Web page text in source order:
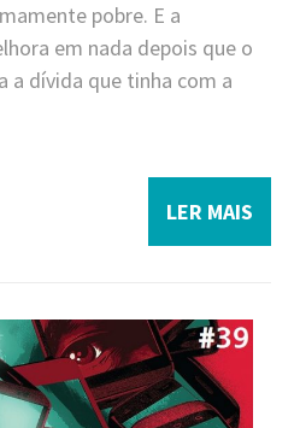
pobre. E a
em nada depois que o
a dívida que tinha com a
LER MAIS